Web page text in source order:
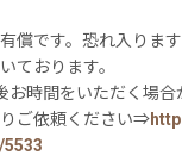
償です。恐れ入りま
ております。
時間をいただく場合
ご依頼ください⇒